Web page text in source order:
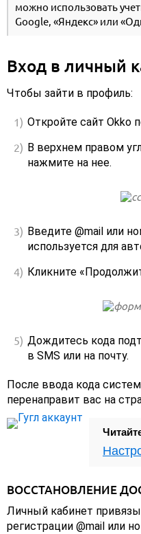
можно использовать
Google, «Яндекс» или
Вход в личный
Чтобы зайти в профиль:
Откройте сайт Okko
В верхнем правом
нажмите на нее.
Введите @mail или
используется для
Кликните
Дождитесь кода
в SMS или на почту.
После ввода кода
перенаправит вас на
ВОССТАНОВЛЕНИЕ
Личный кабинет
регистрации @mail или